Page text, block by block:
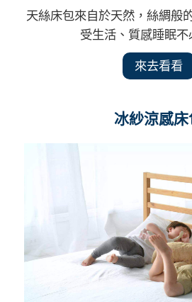
天絲床包來自於天然，絲綢般
受生活、質感睡眠不
來去看看
冰紗涼感床